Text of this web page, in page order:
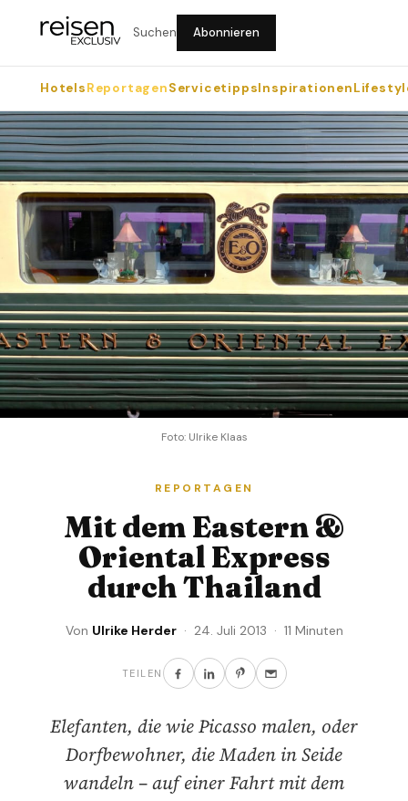
Suchen Abonnieren
HotelsReportagenServicetippsInspirationen
Foto: Ulrike Klaas
REPORTAGEN
Mit dem Eastern &
Oriental Express
durch Thailand
Von Ulrike Herder· 24. Juli 2013 · 11 Minuten
TEILEN
Elefanten, die wie Picasso malen, oder
Dorfbewohner, die Maden in Seide
wandeln – auf einer Fahrt mit dem